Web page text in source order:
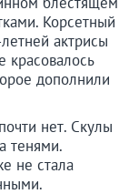
Корсетный
актрисы
красовалось
дополнили
нет. Скулы
тенями.
не стала